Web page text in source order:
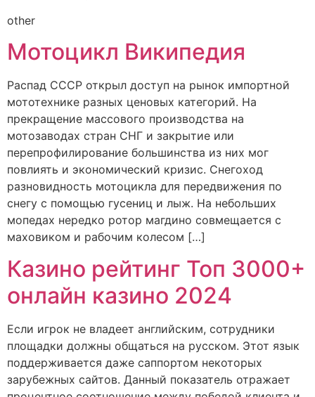
other
Мотоцикл Википедия
Распад СССР открыл доступ на рынок импортной
мототехнике разных ценовых категорий. На
прекращение массового производства на
мотозаводах стран СНГ и закрытие или
перепрофилирование большинства из них мог
повлиять и экономический кризис. Снегоход
разновидность мотоцикла для передвижения по
снегу с помощью гусениц и лыж. На небольших
мопедах нередко ротор магдино совмещается с
маховиком и рабочим колесом […]
Казино рейтинг Топ 3000+
онлайн казино 2024
Если игрок не владеет английским, сотрудники
площадки должны общаться на русском. Этот язык
поддерживается даже саппортом некоторых
зарубежных сайтов. Данный показатель отражает